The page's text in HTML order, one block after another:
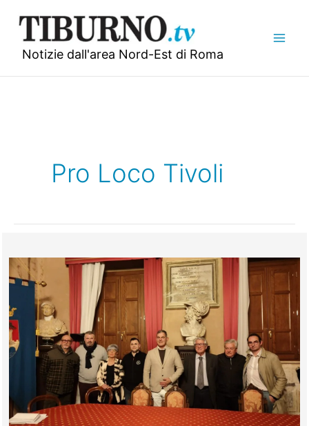
contenuto
Notizie dall'area Nord-Est di Roma
Pro Loco Tivoli